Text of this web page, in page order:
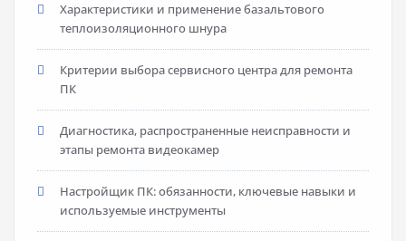
Характеристики и применение базальтового
теплоизоляционного шнура
Критерии выбора сервисного центра для ремонта
ПК
Диагностика, распространенные неисправности и
этапы ремонта видеокамер
Настройщик ПК: обязанности, ключевые навыки и
используемые инструменты